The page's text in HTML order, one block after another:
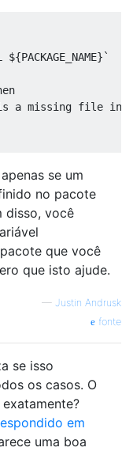
a missing file in
se um
no pacote
disso, você
pacote que você
que isto ajude.
— Justin Andrusk
fonte
se isso
os casos. O
em
uma boa